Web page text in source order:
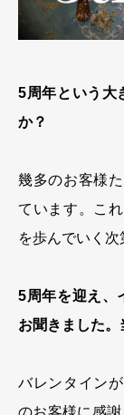
5周年という大
か？
幾多のお客様
ています。こ
を歩んでいく次
5周年を迎え、
お聞きました
バレンタイン